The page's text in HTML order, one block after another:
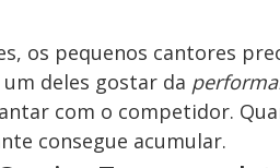
os pequenos cantores
deles gostar da
com o competidor.
consegue acumular.